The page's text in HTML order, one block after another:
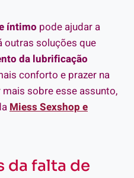
íntimo pode ajudar a
outras soluções que
da lubrificação
conforto e prazer na
sobre esse assunto,
Miess Sexshop e
da falta de